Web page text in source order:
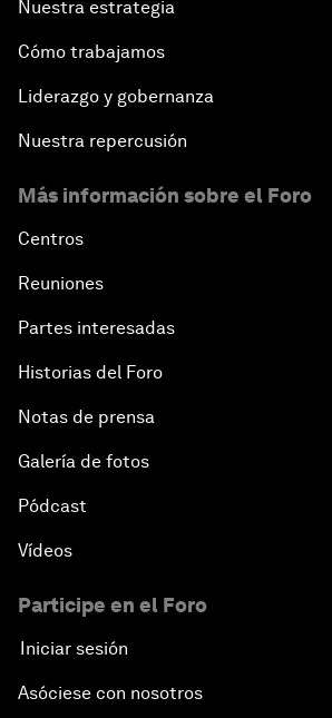
Nuestra estrategia
Cómo trabajamos
Liderazgo y gobernanza
Nuestra repercusión
Más información sobre el Foro
Centros
Reuniones
Partes interesadas
Historias del Foro
Notas de prensa
Galería de fotos
Pódcast
Vídeos
Participe en el Foro
Iniciar sesión
Asóciese con nosotros